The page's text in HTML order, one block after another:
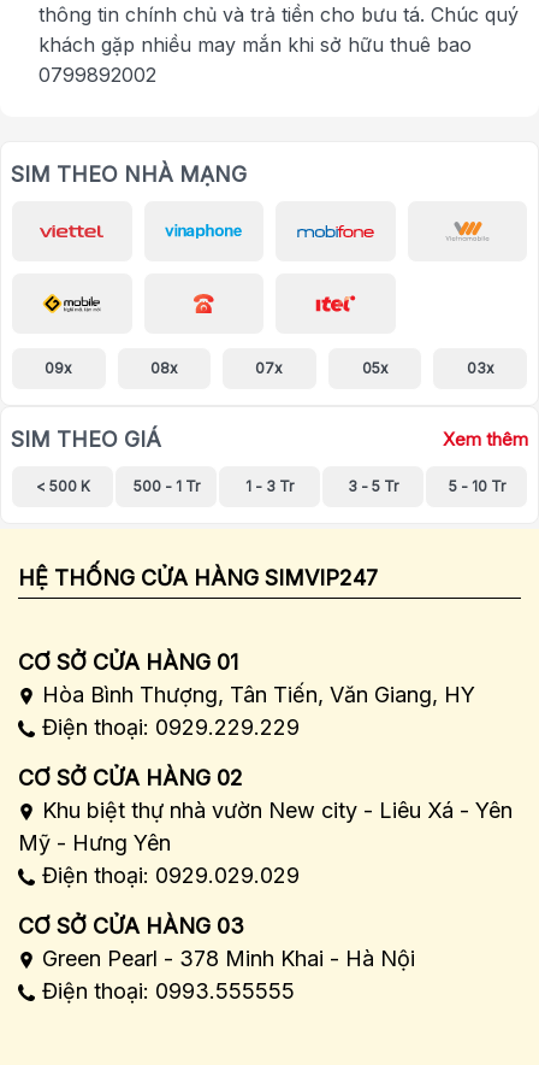
thông tin chính chủ và trả tiền cho bưu tá. Chúc quý
khách gặp nhiều may mắn khi sở hữu thuê bao
0799892002
SIM THEO NHÀ MẠNG
09x 08x 07x 05x 03x
SIM THEO GIÁ Xem thêm
< 500 K 500 - 1 Tr 1 - 3 Tr 3 - 5 Tr 5 - 10 Tr
HỆ THỐNG CỬA HÀNG SIMVIP247
CƠ SỞ CỬA HÀNG 01
Hòa Bình Thượng, Tân Tiến, Văn Giang, HY
Điện thoại: 0929.229.229
CƠ SỞ CỬA HÀNG 02
Khu biệt thự nhà vườn New city - Liêu Xá - Yên
Mỹ - Hưng Yên
Điện thoại: 0929.029.029
CƠ SỞ CỬA HÀNG 03
Green Pearl - 378 Minh Khai - Hà Nội
Điện thoại: 0993.555555